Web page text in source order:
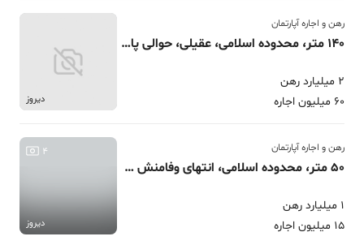
رهن و اجاره آپارتمان
140 متر، محدوده اسلامی، عقیلی، حوالی پارک صدف
2 میلیارد رهن
60 میلیون اجاره
دیروز
رهن و اجاره آپارتمان
50 متر، محدوده اسلامی، انتهای وفامنش قابل تمدید و تبدیل
1 میلیارد رهن
15 میلیون اجاره
4
دیروز